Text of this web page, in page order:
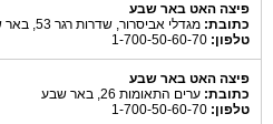
פיצה האט באר שבע
כתובת: מגדלי אביסרור, שדרות רגר 53, באר שבע
טלפון:
פיצה האט באר שבע
כתובת: ערים התאומות 26, באר שבע
טלפון: